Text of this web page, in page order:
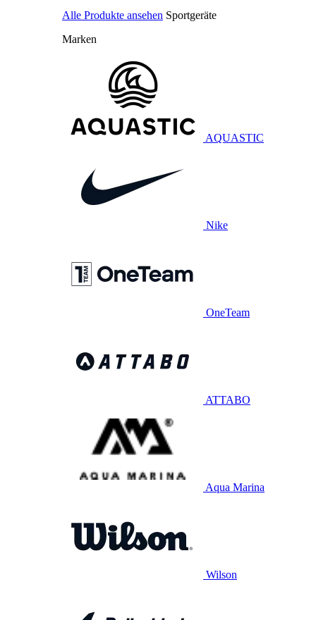
Alle Produkte ansehen Sportgeräte
Marken
AQUASTIC
Nike
OneTeam
ATTABO
Aqua Marina
Wilson